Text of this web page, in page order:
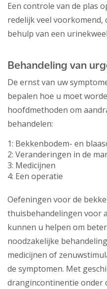
Een controle van de plas
redelijk veel
behulp van een
Behandeling van
De ernst van uw
bepalen hoe u moet
hoofdmethoden om
behandelen:
1: Bekkenbodem- en
2: Veranderingen in de
3: Medicijnen
4: Een operatie
Oefeningen voor de
thuisbehandelingen voor
kunnen u helpen om
noodzakelijke
medicijnen of
de symptomen. Met
drangincontinentie onder